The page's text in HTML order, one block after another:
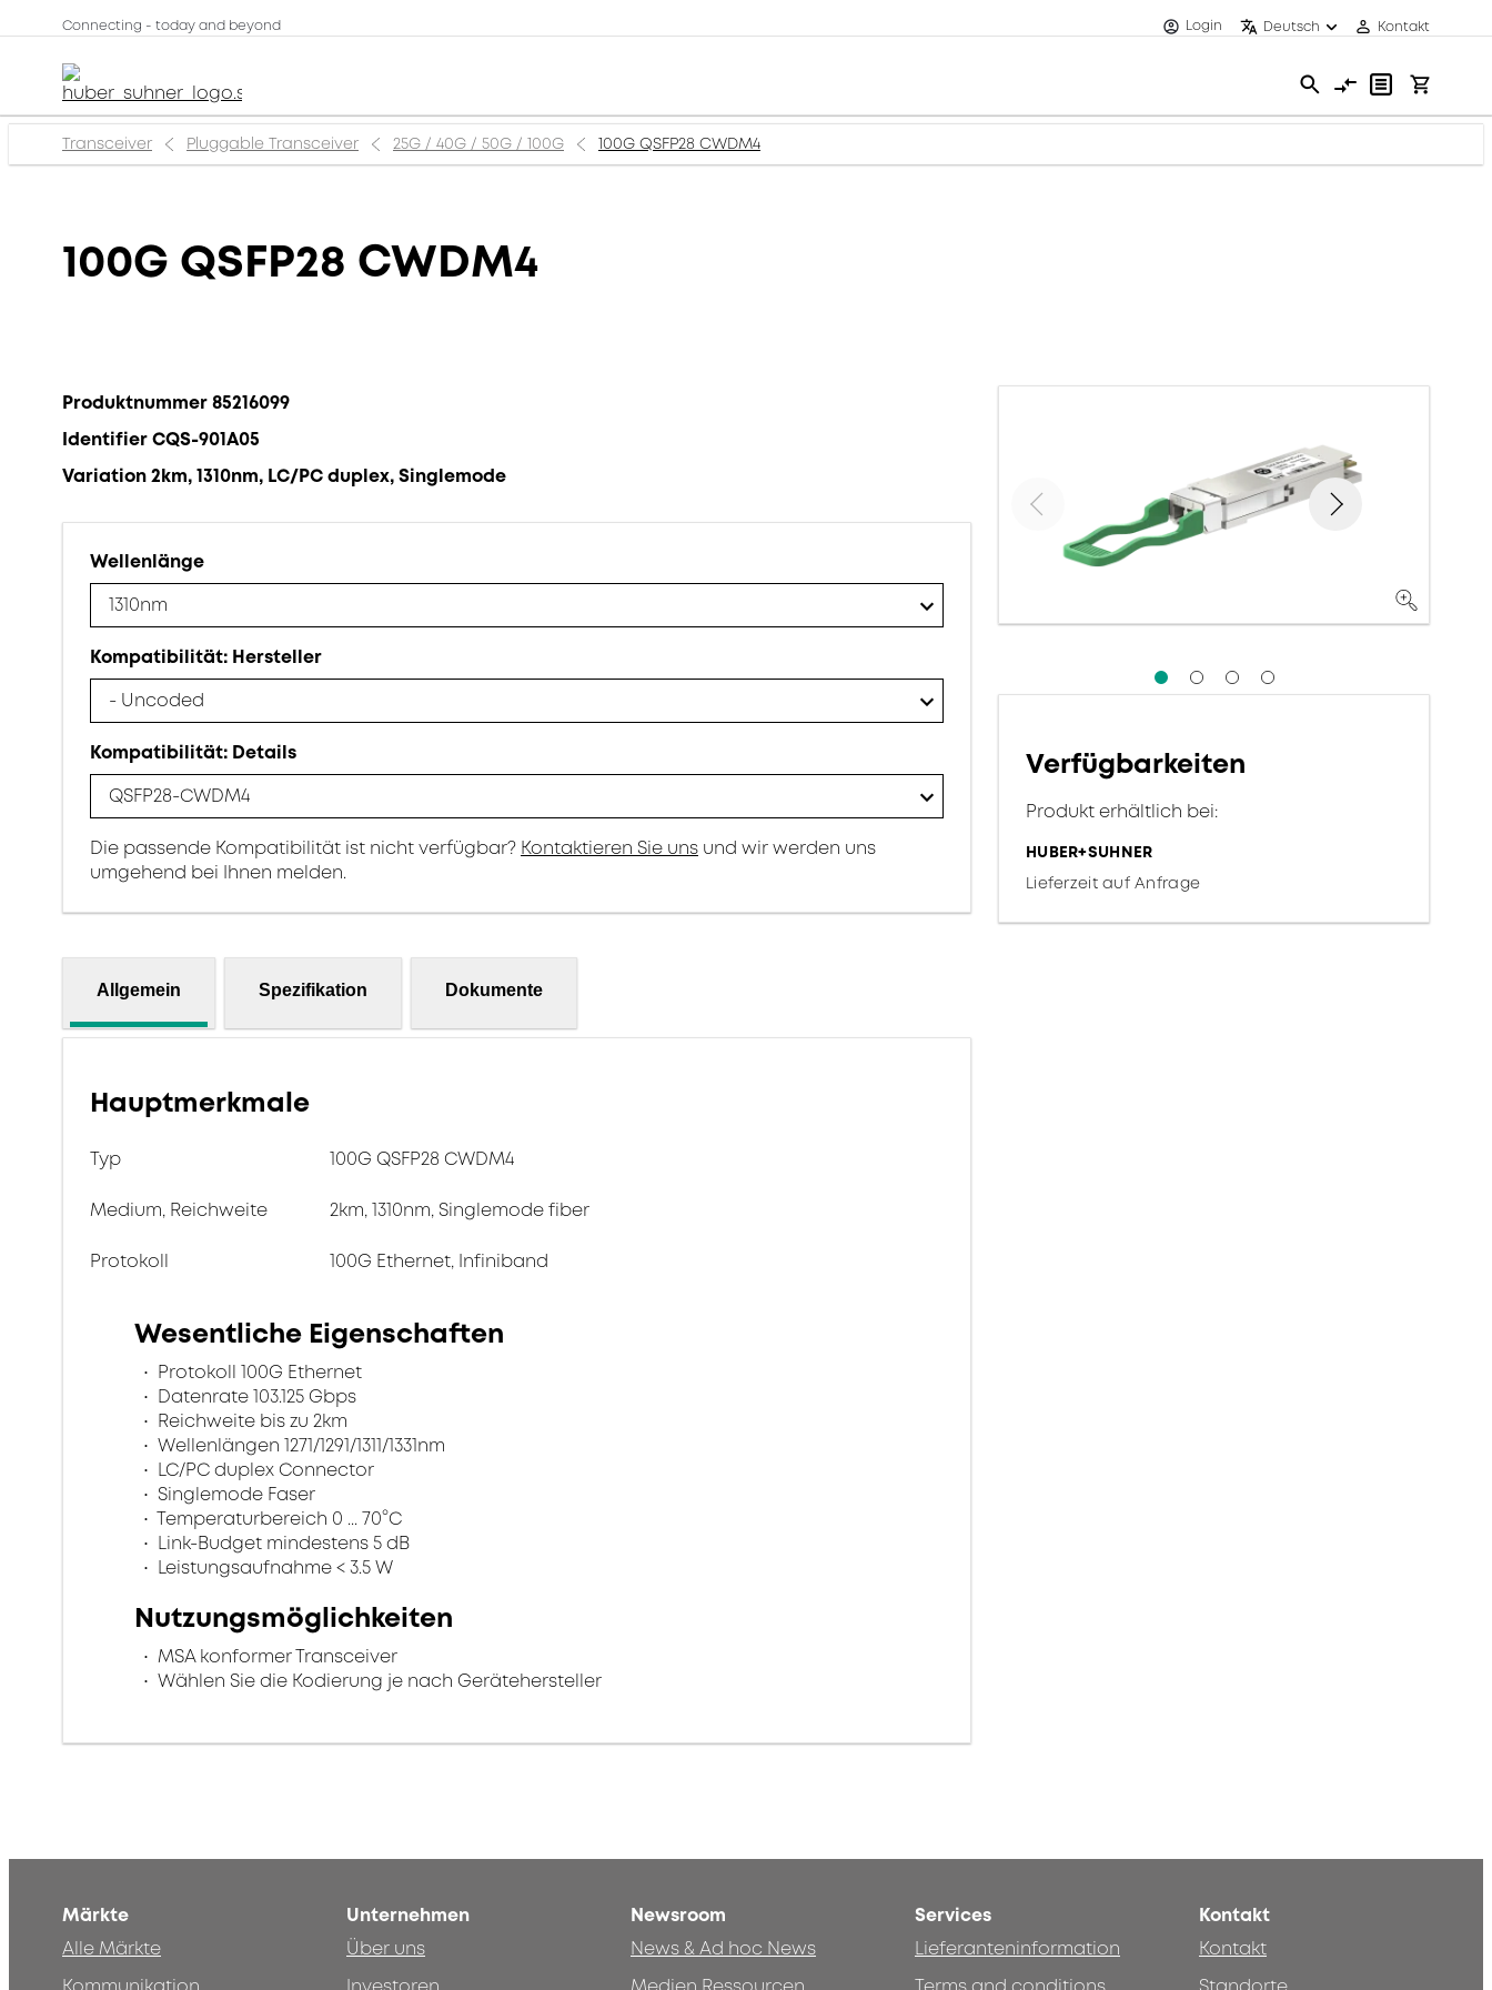
Connecting - today and beyond Login Deutsch Kontakt
Transceiver Pluggable Transceiver 25G / 40G / 50G / 100G 100G QSFP28 CWDM4
100G QSFP28 CWDM4
Produktnummer 85216099
Identifier CQS-901A05
Variation 2km, 1310nm, LC/PC duplex, Singlemode
Wellenlänge
1310nm
Kompatibilität: Hersteller
- Uncoded
Kompatibilität: Details
QSFP28-CWDM4
Die passende Kompatibilität ist nicht verfügbar? Kontaktieren Sie uns und wir werden uns
umgehend bei Ihnen melden.
Allgemein Spezifikation Dokumente
Hauptmerkmale
Typ 100G QSFP28 CWDM4
Medium, Reichweite 2km, 1310nm, Singlemode fiber
Protokoll 100G Ethernet, Infiniband
Wesentliche Eigenschaften
Protokoll 100G Ethernet
Datenrate 103.125 Gbps
Reichweite bis zu 2km
Wellenlängen 1271/1291/1311/1331nm
LC/PC duplex Connector
Singlemode Faser
Temperaturbereich 0 ... 70°C
Link-Budget mindestens 5 dB
Leistungsaufnahme < 3.5 W
Nutzungsmöglichkeiten
MSA konformer Transceiver
Wählen Sie die Kodierung je nach Gerätehersteller
Verfügbarkeiten
Produkt erhältlich bei:
HUBER+SUHNER
Lieferzeit auf Anfrage
Märkte
Alle Märkte
Unternehmen
Über uns
Newsroom
News & Ad hoc News
Services
Lieferanteninformation
Kontakt
Kontakt